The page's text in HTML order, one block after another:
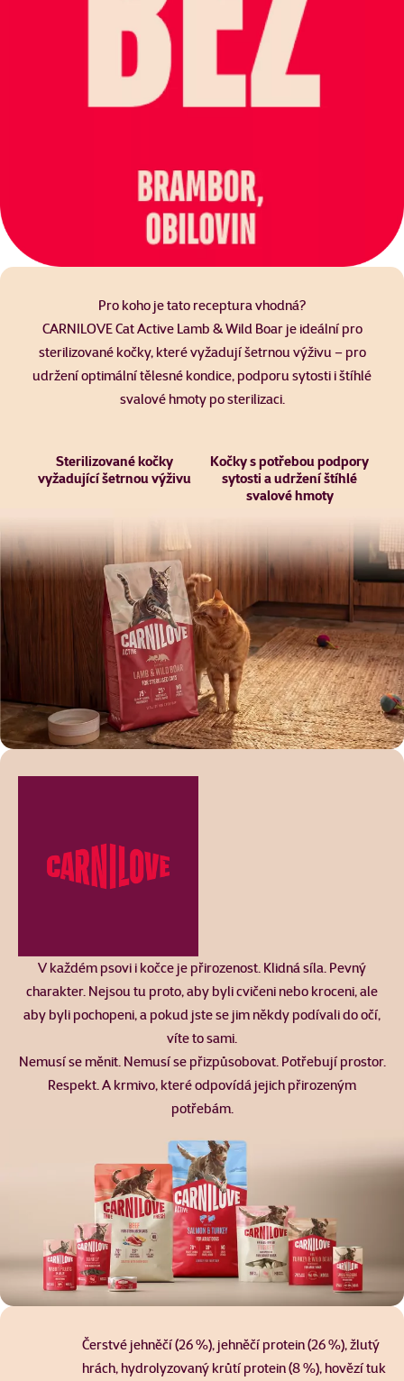
Pro koho je tato receptura vhodná?
CARNILOVE Cat Active Lamb & Wild Boar je ideální pro
sterilizované kočky, které vyžadují šetrnou výživu – pro
udržení optimální tělesné kondice, podporu sytosti i štíhlé
svalové hmoty po sterilizaci.
Sterilizované kočky
vyžadující šetrnou výživu
Kočky s potřebou podpory
sytosti a udržení štíhlé
svalové hmoty
V každém psovi i kočce je přirozenost. Klidná síla. Pevný
charakter. Nejsou tu proto, aby byli cvičeni nebo kroceni, ale
aby byli pochopeni, a pokud jste se jim někdy podívali do očí,
víte to sami.
Nemusí se měnit. Nemusí se přizpůsobovat. Potřebují prostor.
Respekt. A krmivo, které odpovídá jejich přirozeným
potřebám.
Čerstvé jehněčí (26 %), jehněčí protein (26 %), žlutý
hrách, hydrolyzovaný krůtí protein (8 %), hovězí tuk